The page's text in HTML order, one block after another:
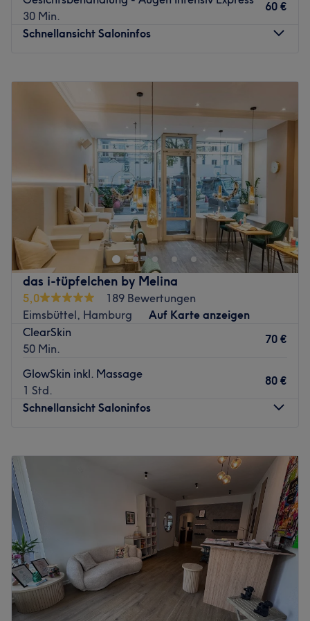
nur für Damen & kostenlose Getränke
Zurück zur Salonansicht
30 Min.
60 €
Schnellansicht Saloninfos
Dienstag
Mittwoch
18:00
Donnerstag
11:00–18:00
11:00–
11:00–
Geschlossen
Wollen Sie vom Kopf bis Fuß in Form sein? Bei „Heimlich
Schön!“ in der Schäferstrasse - Hamburg sind Sie genau
richtig! Ob Kosmetikbehandlungen, Entspannungs- und
Anti-Aging Programme oder Makeup-Auffrischungen -
bei Anja Paschen sind Sie in fürsorglichen Händen.
Lassen Sie sich persönlich mit viel Erfahrung und
Fachkenntnis beraten und finden Sie die Behandlung, die
ideal zu Ihrem Körper und Ihren Wünschen passt. Buchen
Sie schon heute online Ihren Schönheitstermin!
das i-tüpfelchen by Melina
5,0
189 Bewertungen
Eimsbüttel, Hamburg
Auf Karte anzeigen
ClearSkin
50 Min.
70 €
GlowSkin inkl. Massage
1 Std.
80 €
Schnellansicht Saloninfos
09:00–
09:00
20:00
Donnerstag
09:00
20:00
Freitag
– 20:00
Samstag
09:00–18:00
Sonntag
Geschlossen
Ein rundum gepflegtes Aussehen verlangt nicht unbedingt
einen großen Aufwand und das wird täglich im
Kosmetikstudio das i-tüpfelchen by Melina glam in